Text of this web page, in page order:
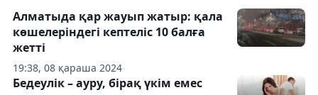
19:38, 08 қараша 2024
Алматыда қар жауып жатыр: қала
көшелеріндегі кептеліс 10 балға
жетті
Бедеулік – ауру, бірақ үкім емес